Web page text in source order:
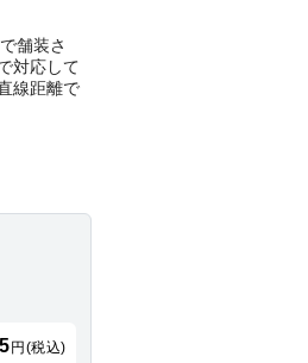
舗装さ
対応して
直線距離で
円(税込)